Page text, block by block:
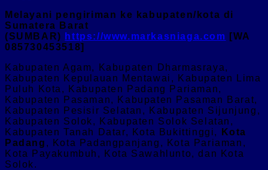
Melayani pengiriman ke kabupaten/kota di
Sumatera Barat
(SUMBAR) https://www.markasniaga.com [WA
085730453518]
Kabupaten Agam, Kabupaten Dharmasraya,
Kabupaten Kepulauan Mentawai, Kabupaten Lima
Puluh Kota, Kabupaten Padang Pariaman,
Kabupaten Pasaman, Kabupaten Pasaman Barat,
Kabupaten Pesisir Selatan, Kabupaten Sijunjung,
Kabupaten Solok, Kabupaten Solok Selatan,
Kabupaten Tanah Datar, Kota Bukittinggi,
Kota
Padang , Kota Padangpanjang, Kota Pariaman,
Kota Payakumbuh, Kota Sawahlunto, dan Kota
Solok.